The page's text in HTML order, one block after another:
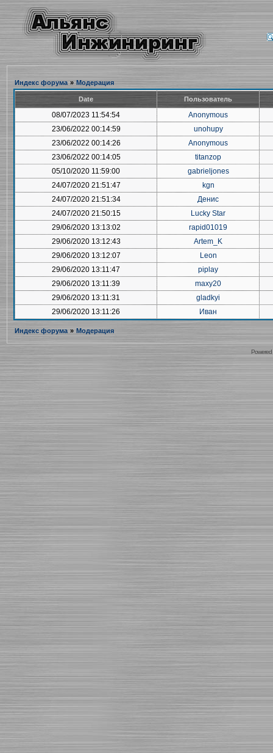
Индекс форума » Модерация
Date Пользователь
08/07/2023 11:54:54
Anonymous
23/06/2022 00:14:59
unohupy
23/06/2022 00:14:26
Anonymous
23/06/2022 00:14:05
titanzop
05/10/2020 11:59:00
gabrieljones
24/07/2020 21:51:47
kgn
24/07/2020 21:51:34
Денис
24/07/2020 21:50:15
Lucky Star
29/06/2020 13:13:02
rapid01019
29/06/2020 13:12:43
Artem_K
29/06/2020 13:12:07
Leon
29/06/2020 13:11:47
piplay
29/06/2020 13:11:39
maxy20
29/06/2020 13:11:31
gladkyi
29/06/2020 13:11:26
Иван
Индекс форума » Модерация